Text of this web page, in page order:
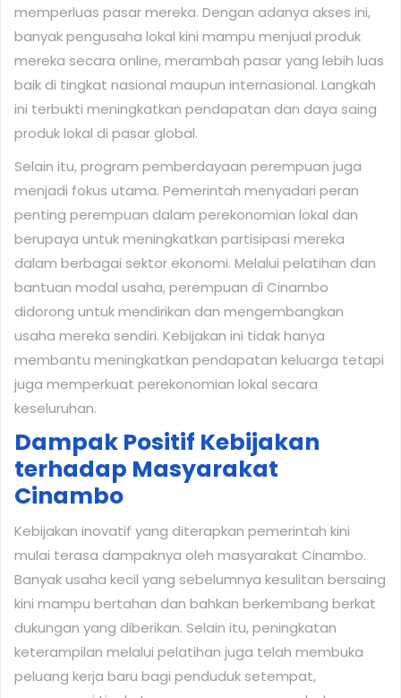
memperluas pasar mereka. Dengan adanya akses ini,
banyak pengusaha lokal kini mampu menjual produk
mereka secara online, merambah pasar yang lebih luas
baik di tingkat nasional maupun internasional. Langkah
ini terbukti meningkatkan pendapatan dan daya saing
produk lokal di pasar global.
Selain itu, program pemberdayaan perempuan juga
menjadi fokus utama. Pemerintah menyadari peran
penting perempuan dalam perekonomian lokal dan
berupaya untuk meningkatkan partisipasi mereka
dalam berbagai sektor ekonomi. Melalui pelatihan dan
bantuan modal usaha, perempuan di Cinambo
didorong untuk mendirikan dan mengembangkan
usaha mereka sendiri. Kebijakan ini tidak hanya
membantu meningkatkan pendapatan keluarga tetapi
juga memperkuat perekonomian lokal secara
keseluruhan.
Dampak Positif Kebijakan
terhadap Masyarakat
Cinambo
Kebijakan inovatif yang diterapkan pemerintah kini
mulai terasa dampaknya oleh masyarakat Cinambo.
Banyak usaha kecil yang sebelumnya kesulitan bersaing
kini mampu bertahan dan bahkan berkembang berkat
dukungan yang diberikan. Selain itu, peningkatan
keterampilan melalui pelatihan juga telah membuka
peluang kerja baru bagi penduduk setempat,